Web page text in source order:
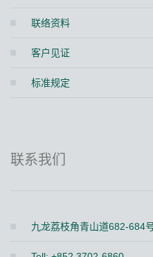
联络资料
客户见证
标准规定
联系我们
九龙荔枝角青山道682-684